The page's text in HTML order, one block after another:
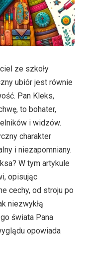
ze szkoły
ubiór jest równie
Pan Kleks,
to bohater,
i widzów.
charakter
i niezapomniany.
W tym artykule
opisując
cechy, od stroju po
niezwykłą
świata Pana
opowiada